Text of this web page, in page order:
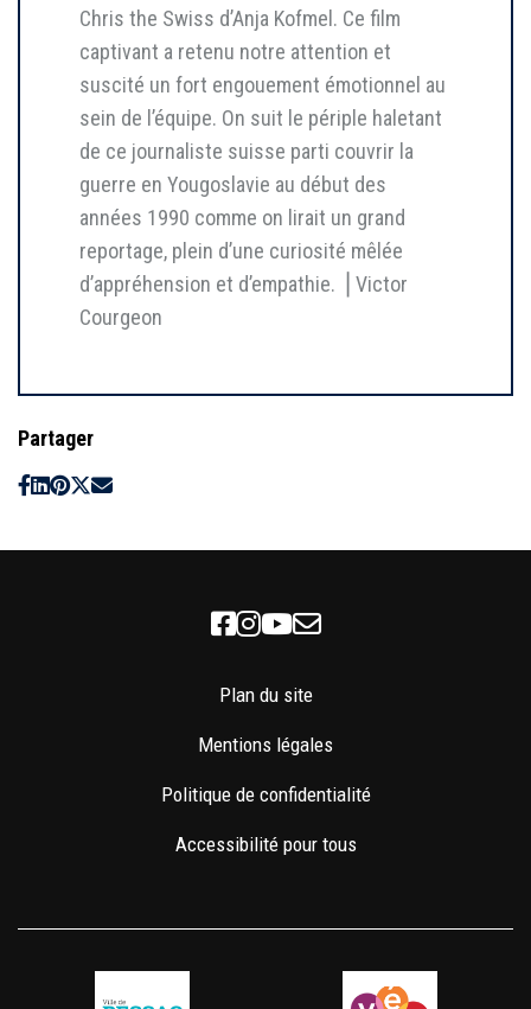
Chris the Swiss d’Anja Kofmel. Ce film
captivant a retenu notre attention et
suscité un fort engouement émotionnel au
sein de l’équipe. On suit le périple haletant
de ce journaliste suisse parti couvrir la
guerre en Yougoslavie au début des
années 1990 comme on lirait un grand
reportage, plein d’une curiosité mêlée
d’appréhension et d’empathie. ⎥ Victor
Courgeon
Partager
Facebook
Instagram
Youtube
Newsletter
Plan du site
Mentions légales
Politique de confidentialité
Accessibilité pour tous